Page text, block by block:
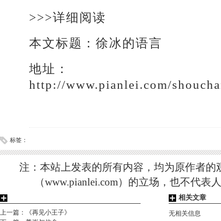
>>>详细阅读
本文标题： 徐冰的语言
地址：
http://www.pianlei.com/
标签：
注：本站上发表的所有内容，均为原作者的
（www.pianlei.com）的立场，也不代表
上一篇：
《再见小王子》
相关文章
无相关信息